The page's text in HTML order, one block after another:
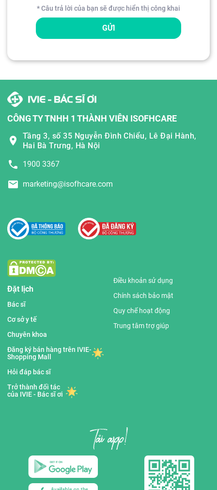
* Câu trả lời của bạn sẽ được hiển thị công khai
GỬI
CÔNG TY TNHH 1 THÀNH VIÊN ISOFHCARE
Tầng 3, số 35 Nguyễn Đình Chiểu, Lê Đại Hành,
Hai Bà Trưng, Hà Nội
1900 3367
marketing@isofhcare.com
Đặt lịch
Bác sĩ
Cơ sở y tế
Chuyên khoa
Đăng ký bán hàng trên IVIE-
Shopping Mall
Hỏi đáp bác sĩ
Trở thành đối tác
của IVIE - Bác sĩ ơi
Điều khoản sử dụng
Chính sách bảo mật
Quy chế hoạt động
Trung tâm trợ giúp